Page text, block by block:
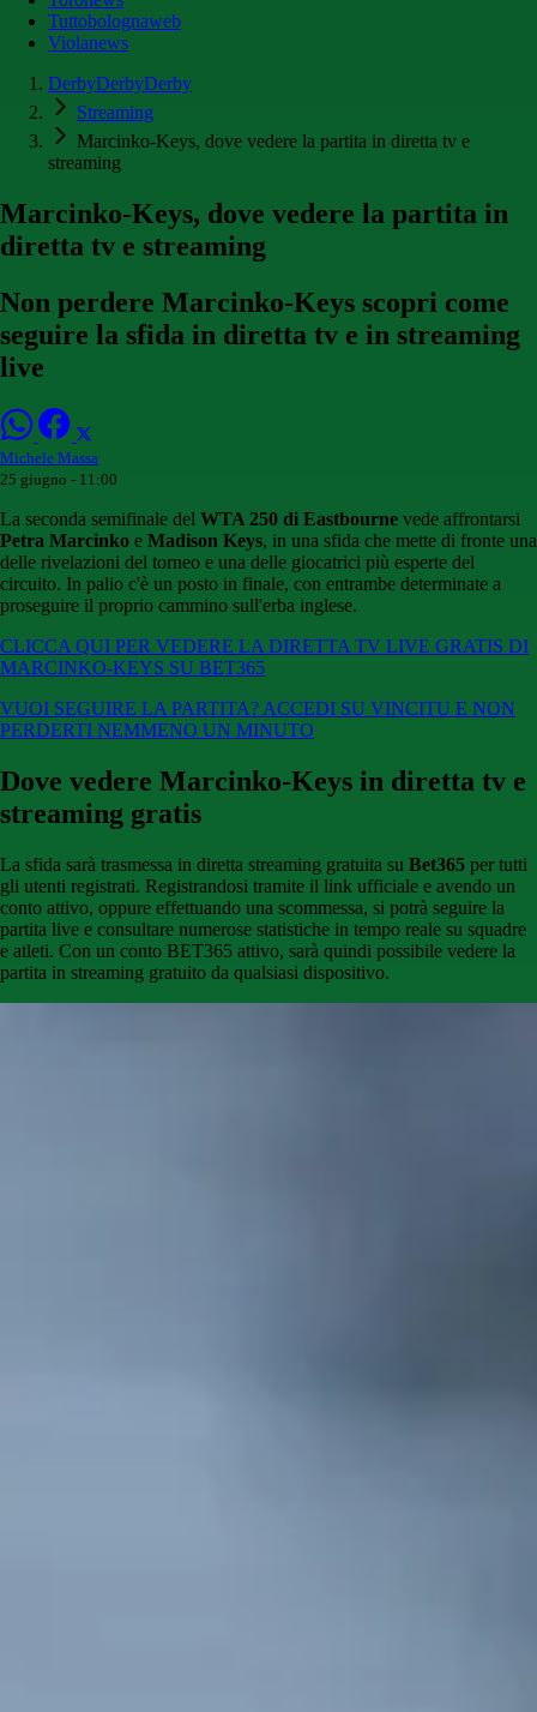
Tuttobolognaweb
Violanews
DerbyDerbyDerby
Streaming
Marcinko-Keys, dove vedere la partita in diretta tv e
streaming
Marcinko-Keys, dove vedere la partita in
diretta tv e streaming
Non perdere Marcinko-Keys scopri come
seguire la sfida in diretta tv e in streaming
live
Michele Massa
25 giugno - 11:00
La seconda semifinale del WTA 250 di Eastbourne vede affrontarsi
Petra Marcinko e Madison Keys, in una sfida che mette di fronte una
delle rivelazioni del torneo e una delle giocatrici più esperte del
circuito. In palio c'è un posto in finale, con entrambe determinate a
proseguire il proprio cammino sull'erba inglese.
CLICCA QUI PER VEDERE LA DIRETTA TV LIVE GRATIS DI
MARCINKO-KEYS SU BET365
VUOI SEGUIRE LA PARTITA? ACCEDI SU VINCITU E NON
PERDERTI NEMMENO UN MINUTO
Dove vedere Marcinko-Keys in diretta tv e
streaming gratis
La sfida sarà trasmessa in diretta streaming gratuita su Bet365 per tutti
gli utenti registrati. Registrandosi tramite il link ufficiale e avendo un
conto attivo, oppure effettuando una scommessa, si potrà seguire la
partita live e consultare numerose statistiche in tempo reale su squadre
e atleti. Con un conto BET365 attivo, sarà quindi possibile vedere la
partita in streaming gratuito da qualsiasi dispositivo.